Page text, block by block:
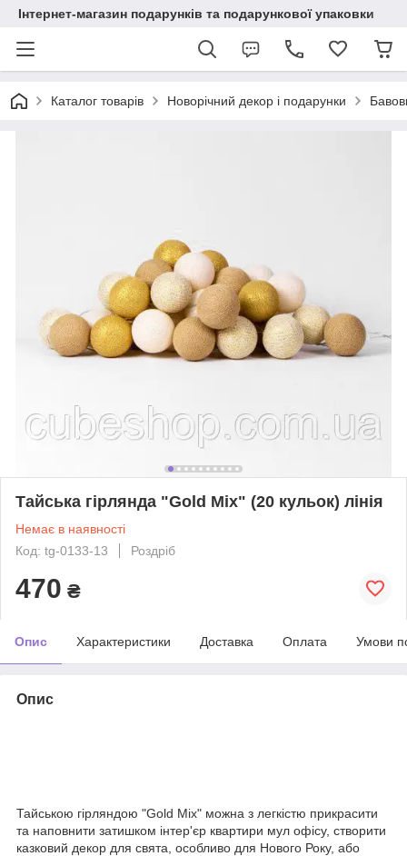
Інтернет-магазин подарунків та подарункової упаковки
Каталог товарів Новорічний декор і подарунки
Тайська гірлянда "Gold Mix" (20 кульок) лінія
Немає в наявності
Код: tg-0133-13
Роздріб
470 ₴
Опис Характеристики Доставка Оплата Умови
Опис
Тайською гірляндою "Gold Mix" можна з легкістю прикрасити
та наповнити затишком інтер'єр квартири мул офісу, створити
казковий декор для свята, особливо для Нового Року, або